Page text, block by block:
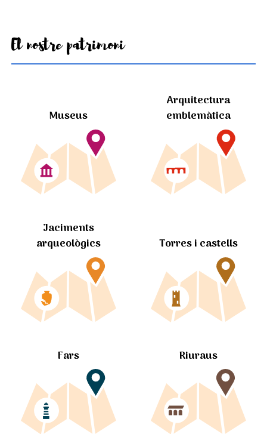
El nostre patrimoni
Museus
Arquitectura
emblemàtica
Jaciments
arqueològics
Torres i castells
Fars Riuraus